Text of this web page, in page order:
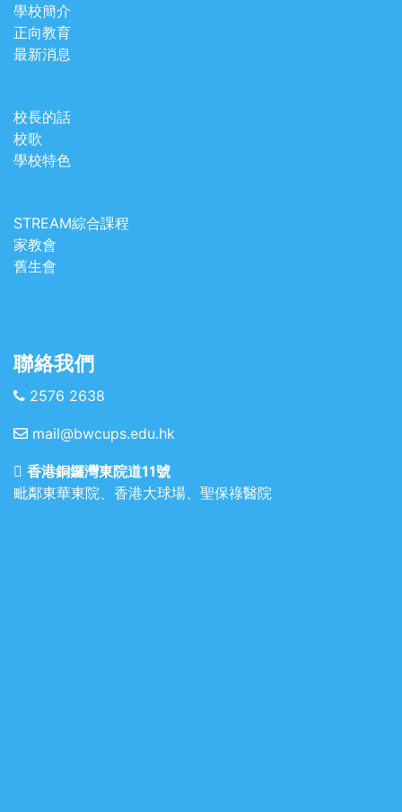
學校簡介
正向教育
最新消息
校長的話
校歌
學校特色
STREAM綜合課程
家教會
舊生會
聯絡我們
2576 2638
mail@bwcups.edu.hk
香港銅鑼灣東院道11號
毗鄰東華東院、香港大球場、聖保祿醫院